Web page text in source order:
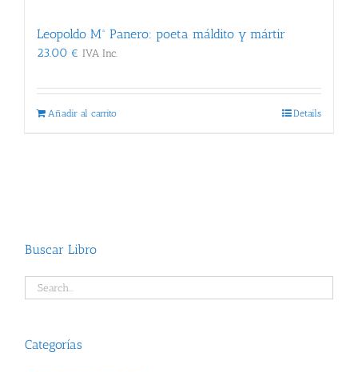
Leopoldo Mª Panero: poeta máldito y mártir
23.00 € IVA Inc.
Añadir al carrito Details
Buscar Libro
Categorías